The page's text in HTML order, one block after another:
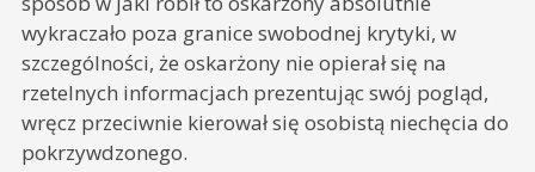
wykraczało poza granice swobodnej krytyki, w
szczególności, że oskarżony nie opierał się na
rzetelnych informacjach prezentując swój pogląd,
wręcz przeciwnie kierował się osobistą niechęcia do
pokrzywdzonego.